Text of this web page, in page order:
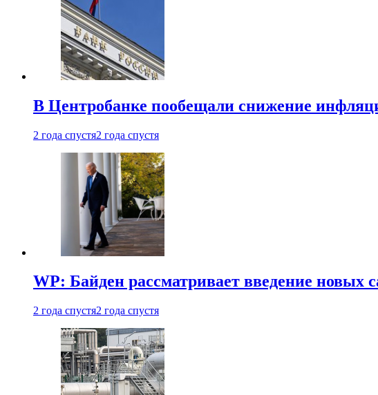
В Центробанке пообещали снижение
2 года спустя2 года спустя
WP: Байден рассматривает введение новых
2 года спустя2 года спустя